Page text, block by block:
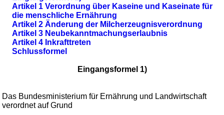
Artikel 1 Verordnung über Kaseine und Kaseinate für
die menschliche Ernährung
Artikel 2 Änderung der Milcherzeugnisverordnung
Artikel 3 Neubekanntmachungserlaubnis
Artikel 4 Inkrafttreten
Schlussformel
Eingangsformel 1)
Das Bundesministerium für Ernährung und Landwirtschaft
verordnet auf Grund